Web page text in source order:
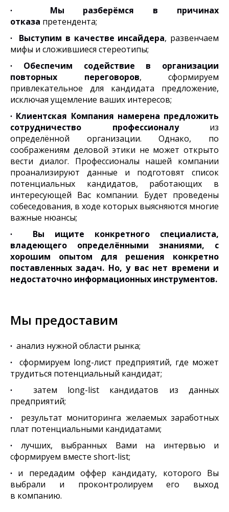
∙
Мы разберёмся в причинах
отказа претендента;
∙
Выступим в качестве инсайдера, развенчаем
мифы и сложившиеся стереотипы;
∙ Обеспечим содействие в организации
повторных переговоров, сформируем
привлекательное для кандидата предложение,
исключая ущемление ваших интересов;
∙ Клиентская Компания намерена предложить
сотрудничество профессионалуиз
определённой организации. Однако, по
соображениям деловой этики не может открыто
вести диалог. Профессионалы нашей компании
проанализируют данные и подготовят список
потенциальных кандидатов, работающих в
интересующей Вас компании. Будет проведены
собеседования, в ходе которых выясняются многие
важные нюансы;
∙
Вы ищите конкретного специалиста,
владеющего определёнными знаниями, с
хорошим опытом для решения конкретно
поставленных задач. Но, у вас нет времени и
недостаточно информационных инструментов.
Мы предоставим
∙ анализ нужной области рынка;
∙ сформируем long-лист предприятий, где может
трудиться потенциальный кандидат;
∙ затем long-list кандидатов из данных
предприятий;
∙ результат мониторинга желаемых заработных
плат потенциальными кандидатами;
∙ лучших, выбранных Вами на интервью и
сформируем вместе short-list;
∙ и передадим оффер кандидату, которого Вы
выбрали и проконтролируем его выход
в компанию.